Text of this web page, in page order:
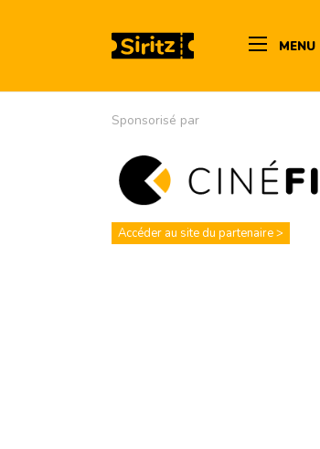
MENU
Sponsorisé par
Accéder au site du partenaire >